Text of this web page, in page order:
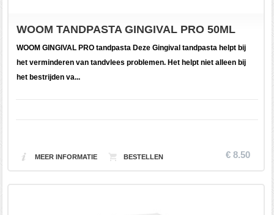
WOOM TANDPASTA GINGIVAL PRO 50ML
€ 8.50
WOOM GINGIVAL PRO tandpasta Deze Gingival tandpasta helpt bij
het verminderen van tandvlees problemen. Het helpt niet alleen bij
het bestrijden va...
MEER INFORMATIE